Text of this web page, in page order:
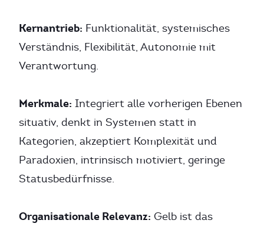
Kernantrieb: Funktionalität, systemisches
Verständnis, Flexibilität, Autonomie mit
Verantwortung.
Merkmale: Integriert alle vorherigen Ebenen
situativ, denkt in Systemen statt in
Kategorien, akzeptiert Komplexität und
Paradoxien, intrinsisch motiviert, geringe
Statusbedürfnisse.
Organisationale Relevanz: Gelb ist das